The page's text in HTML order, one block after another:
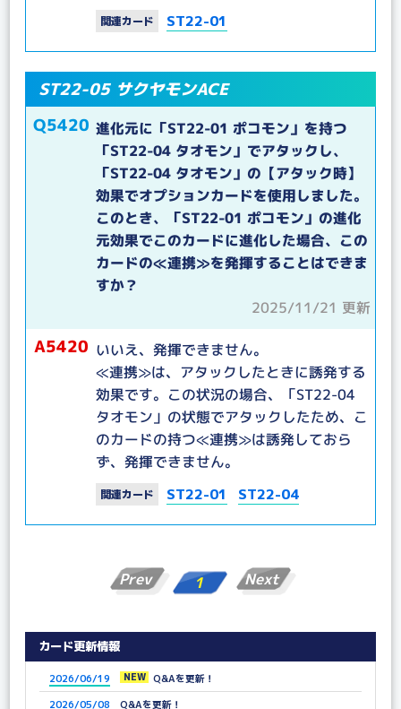
関連カード ST22-01
ST22-05 サクヤモンACE
Q5420 進化元に「ST22-01 ポコモン」を持つ
「ST22-04 タオモン」でアタックし、
「ST22-04 タオモン」の【アタック時】
効果でオプションカードを使用しました。
このとき、「ST22-01 ポコモン」の進化
元効果でこのカードに進化した場合、この
カードの≪連携≫を発揮することはできま
すか？
2025/11/21 更新
A5420 いいえ、発揮できません。
≪連携≫は、アタックしたときに誘発する
効果です。この状況の場合、「ST22-04
タオモン」の状態でアタックしたため、こ
のカードの持つ≪連携≫は誘発しておら
ず、発揮できません。
関連カード ST22-01 ST22-04
Prev 1 Next
カード更新情報
2026/06/19 NEW Q&Aを更新！
2026/05/08 Q&Aを更新！